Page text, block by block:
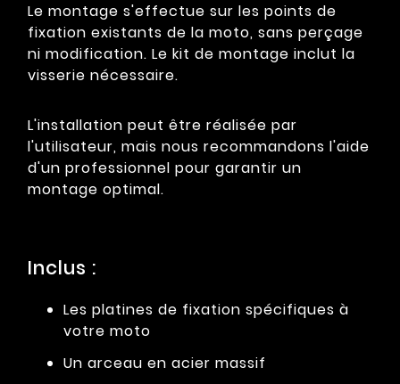
Le montage s'effectue sur les points de
fixation existants de la moto, sans perçage
ni modification. Le kit de montage inclut la
visserie nécessaire.
L'installation peut être réalisée par
l'utilisateur, mais nous recommandons l'aide
d'un professionnel pour garantir un
montage optimal.
Inclus :
Les platines de fixation spécifiques à
votre moto
Un arceau en acier massif